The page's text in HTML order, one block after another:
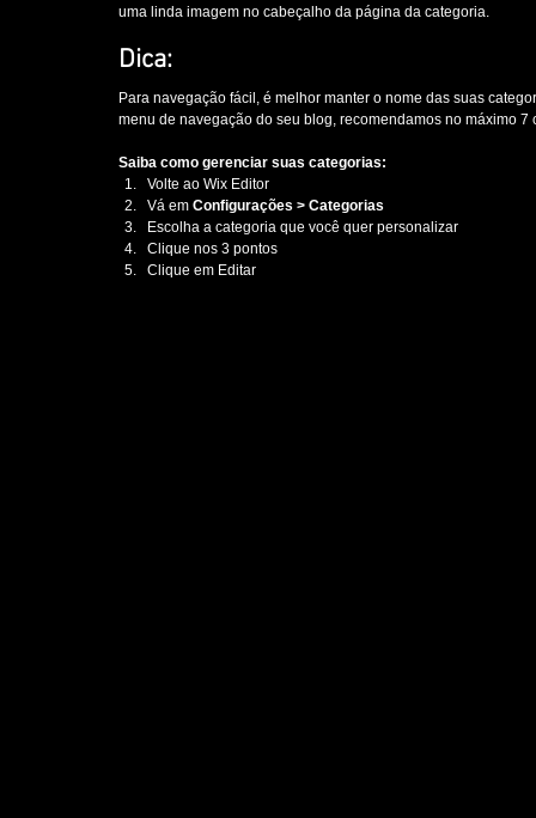
uma linda imagem no cabeçalho da página da categoria.
Dica:
Para navegação fácil, é melhor manter o nome das suas
menu de navegação do seu blog, recomendamos no máximo 7
Saiba como gerenciar suas categorias:
Volte ao Wix Editor
Vá em Configurações > Categorias
Escolha a categoria que você quer personalizar
Clique nos 3 pontos
Clique em Editar